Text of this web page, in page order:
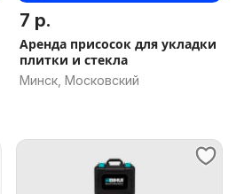
7 р.
Аренда присосок для укладки
плитки и стекла
Минск, Московский